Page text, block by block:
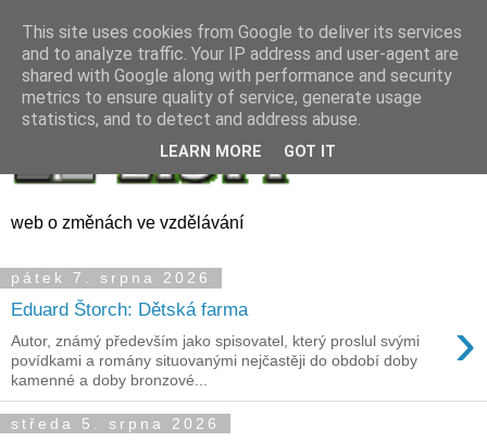
web o změnách ve vzdělávání
pátek 7. srpna 2026
Eduard Štorch: Dětská farma ›
Autor, známý především jako spisovatel, který proslul svými
povídkami a romány situovanými nejčastěji do období doby
kamenné a doby bronzové...
středa 5. srpna 2026
This site uses cookies from Google to deliver its services
and to analyze traffic. Your IP address and user-agent are
shared with Google along with performance and security
metrics to ensure quality of service, generate usage
statistics, and to detect and address abuse.
LEARN MORE GOT IT